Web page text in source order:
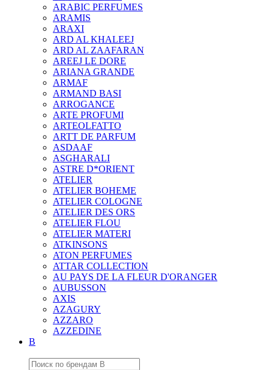
ARABIC PERFUMES
ARAMIS
ARAXI
ARD AL KHALEEJ
ARD AL ZAAFARAN
AREEJ LE DORE
ARIANA GRANDE
ARMAF
ARMAND BASI
ARROGANCE
ARTE PROFUMI
ARTEOLFATTO
ARTT DE PARFUM
ASDAAF
ASGHARALI
ASTRE D*ORIENT
ATELIER
ATELIER BOHEME
ATELIER COLOGNE
ATELIER DES ORS
ATELIER FLOU
ATELIER MATERI
ATKINSONS
ATON PERFUMES
ATTAR COLLECTION
AU PAYS DE LA FLEUR D'ORANGER
AUBUSSON
AXIS
AZAGURY
AZZARO
AZZEDINE
B